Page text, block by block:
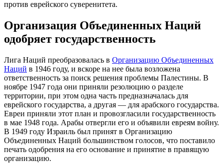
против еврейского суверенитета.
Организация Объединенных Наций
одобряет государственность
Лига Наций преобразовалась в Организацию Объединенных
Наций в 1946 году, и вскоре на нее была возложена
ответственность за поиск решения проблемы Палестины. В
ноябре 1947 года они приняли резолюцию о разделе
территории, при этом одна часть предназначалась для
еврейского государства, а другая — для арабского государства.
Евреи приняли этот план и провозгласили государственность
в мае 1948 года. Арабы отвергли его и объявили евреям войну.
В 1949 году Израиль был принят в Организацию
Объединенных Наций большинством голосов, что поставило
печать одобрения на его основание и принятие в правящую
организацию.